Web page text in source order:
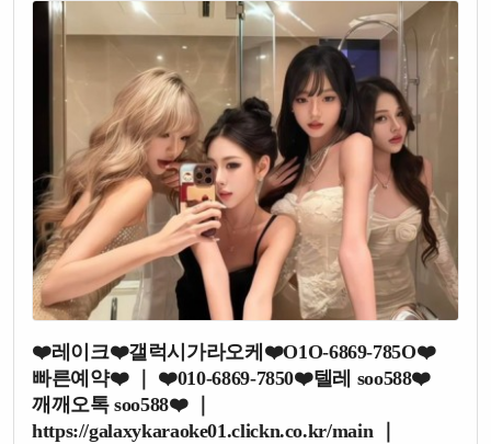
❤️레이크❤️갤럭시가라오케❤️O1O-6869-785O❤️
빠른예약❤️ ｜ ❤️010-6869-7850❤️텔레 soo588❤️
깨깨오톡 soo588❤️ ｜
https://galaxykaraoke01.clickn.co.kr/main ｜